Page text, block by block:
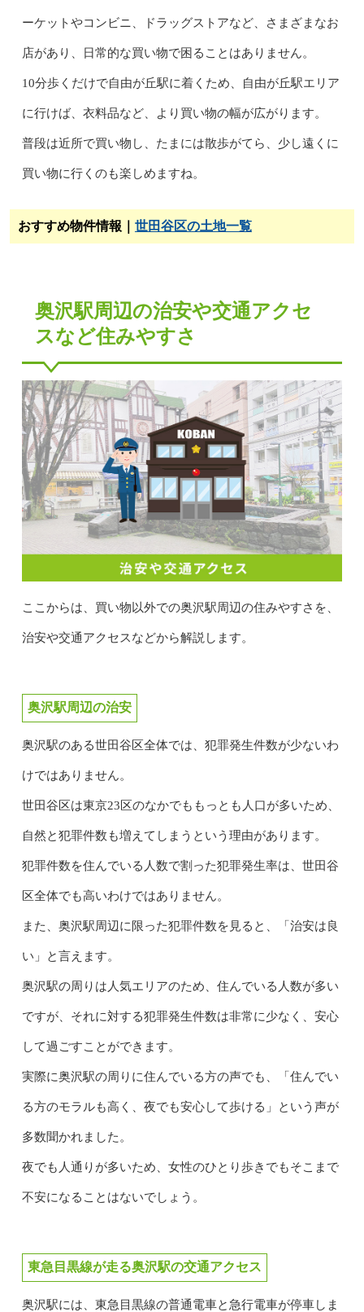
ーケットやコンビニ、ドラッグストアなど、さまざまなお
店があり、日常的な買い物で困ることはありません。
10分歩くだけで自由が丘駅に着くため、自由が丘駅エリア
に行けば、衣料品など、より買い物の幅が広がります。
普段は近所で買い物し、たまには散歩がてら、少し遠くに
買い物に行くのも楽しめますね。
おすすめ物件情報｜ 世田谷区の土地一覧
奥沢駅周辺の治安や交通アクセ
スなど住みやすさ
ここからは、買い物以外での奥沢駅周辺の住みやすさを、
治安や交通アクセスなどから解説します。
奥沢駅周辺の治安
奥沢駅のある世田谷区全体では、犯罪発生件数が少ないわ
けではありません。
世田谷区は東京23区のなかでももっとも人口が多いため、
自然と犯罪件数も増えてしまうという理由があります。
犯罪件数を住んでいる人数で割った犯罪発生率は、世田谷
区全体でも高いわけではありません。
また、奥沢駅周辺に限った犯罪件数を見ると、「治安は良
い」と言えます。
奥沢駅の周りは人気エリアのため、住んでいる人数が多い
ですが、それに対する犯罪発生件数は非常に少なく、安心
して過ごすことができます。
実際に奥沢駅の周りに住んでいる方の声でも、「住んでい
る方のモラルも高く、夜でも安心して歩ける」という声が
多数聞かれました。
夜でも人通りが多いため、女性のひとり歩きでもそこまで
不安になることはないでしょう。
東急目黒線が走る奥沢駅の交通アクセス
奥沢駅には、東急目黒線の普通電車と急行電車が停車しま